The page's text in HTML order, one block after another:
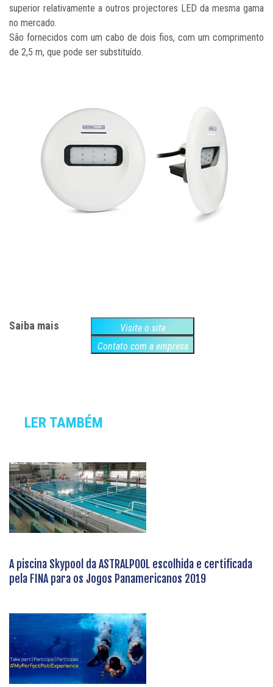
superior relativamente a outros projectores LED da mesma gama
no mercado.
São fornecidos com um cabo de dois fios, com um comprimento
de 2,5 m, que pode ser substituído.
Saiba mais
Visite o site
Contato com a empresa
LER TAMBÉM
A piscina Skypool da ASTRALPOOL escolhida e certificada
pela FINA para os Jogos Panamericanos 2019